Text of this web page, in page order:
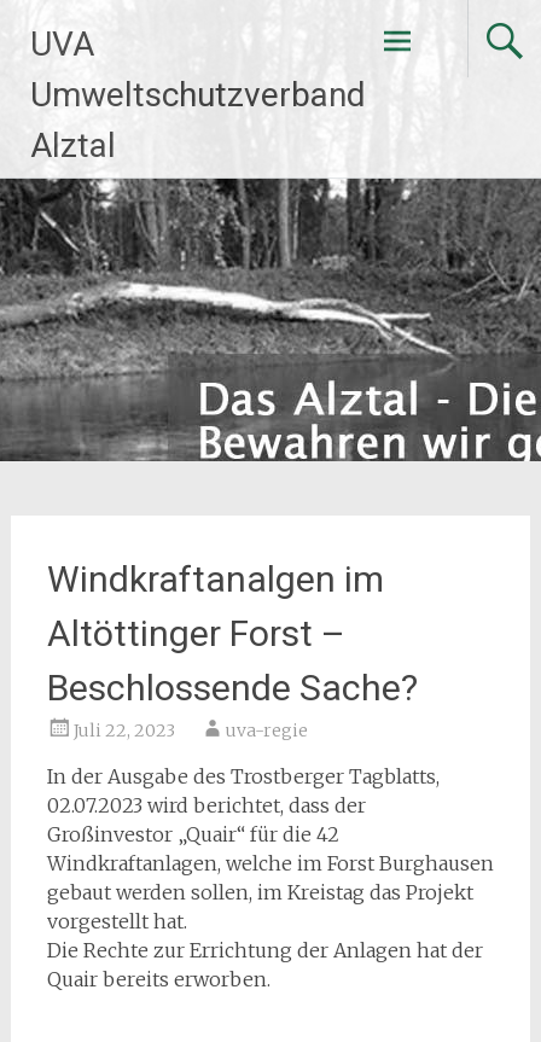
InhaltUVA
Umweltschutzverband
Alztal
Windkraftanalgen im
Altöttinger Forst –
Beschlossende Sache?
Juli 22, 2023 uva-regie
In der Ausgabe des Trostberger Tagblatts,
02.07.2023 wird berichtet, dass der
Großinvestor „Quair“ für die 42
Windkraftanlagen, welche im Forst Burghausen
gebaut werden sollen, im Kreistag das Projekt
vorgestellt hat.
Die Rechte zur Errichtung der Anlagen hat der
Quair bereits erworben.